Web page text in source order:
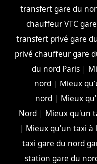
transfert gare du
chauffeur VTC
transfert privé gare
privé chauffeur gare
du nord Paris|
nord | Mieux
nord| Mieux
Nord| Mieux qu'un
| Mieux qu'un taxi à
taxi gare du nord
station gare du